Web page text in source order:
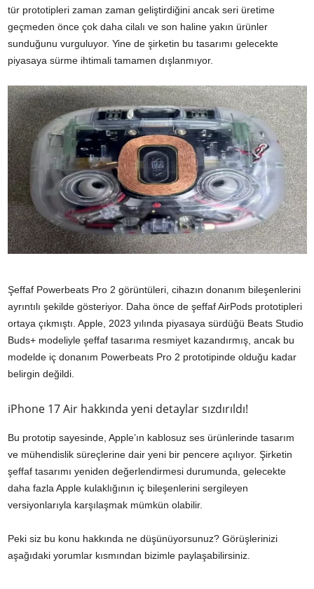
tür prototipleri zaman zaman geliştirdiğini ancak seri üretime
geçmeden önce çok daha cilalı ve son haline yakın ürünler
sunduğunu vurguluyor. Yine de şirketin bu tasarımı gelecekte
piyasaya sürme ihtimali tamamen dışlanmıyor.
Şeffaf Powerbeats Pro 2 görüntüleri, cihazın donanım bileşenlerini
ayrıntılı şekilde gösteriyor. Daha önce de şeffaf AirPods prototipleri
ortaya çıkmıştı. Apple, 2023 yılında piyasaya sürdüğü Beats Studio
Buds+ modeliyle şeffaf tasarıma resmiyet kazandırmış, ancak bu
modelde iç donanım Powerbeats Pro 2 prototipinde olduğu kadar
belirgin değildi.
iPhone 17 Air hakkında yeni detaylar sızdırıldı!
Bu prototip sayesinde, Apple’ın kablosuz ses ürünlerinde tasarım
ve mühendislik süreçlerine dair yeni bir pencere açılıyor. Şirketin
şeffaf tasarımı yeniden değerlendirmesi durumunda, gelecekte
daha fazla Apple kulaklığının iç bileşenlerini sergileyen
versiyonlarıyla karşılaşmak mümkün olabilir.
Peki siz bu konu hakkında ne düşünüyorsunuz? Görüşlerinizi
aşağıdaki yorumlar kısmından bizimle paylaşabilirsiniz.